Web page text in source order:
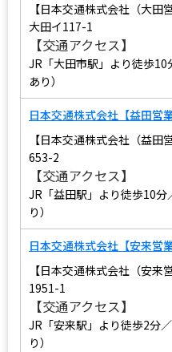
【日本交通株式会社（大
大田イ117-1
【交通アクセス】
JR「大田市駅」より徒歩
あり）
日本交通株式会社【益田営業
【日本交通株式会社（益
653-2
【交通アクセス】
JR「益田駅」より徒歩10
り）
日本交通株式会社【安来営業
【日本交通株式会社（安
1951-1
【交通アクセス】
JR「安来駅」より徒歩2分
り）